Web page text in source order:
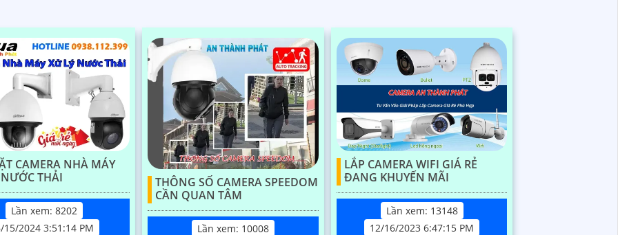
CAMERA NHÀ MÁY
THẢI
Lần xem: 8202
15/2024 3:51:14 PM
THÔNG SỐ CAMERA SPEEDOM
CẦN QUAN TÂM
Lần xem: 10008
LẮP CAMERA WIFI GIÁ RẺ
ĐANG KHUYẾN MÃI
Lần xem: 13148
12/16/2023 6:47:15 PM